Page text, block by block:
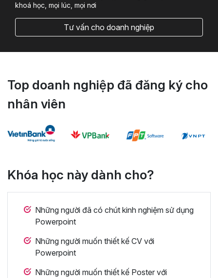
khoá học, mọi lúc, mọi nơi
Tư vấn cho doanh nghiệp
Top doanh nghiệp đã đăng ký cho
nhân viên
Khóa học này dành cho?
Những người đã có chút kinh nghiệm sử dụng
Powerpoint
Những người muốn thiết kế CV với
Powerpoint
Những người muốn thiết kế Poster với